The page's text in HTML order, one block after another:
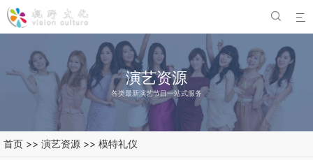


演艺资源
各类最新演艺节目一站式服务
首页 >> 演艺资源 >> 模特礼仪